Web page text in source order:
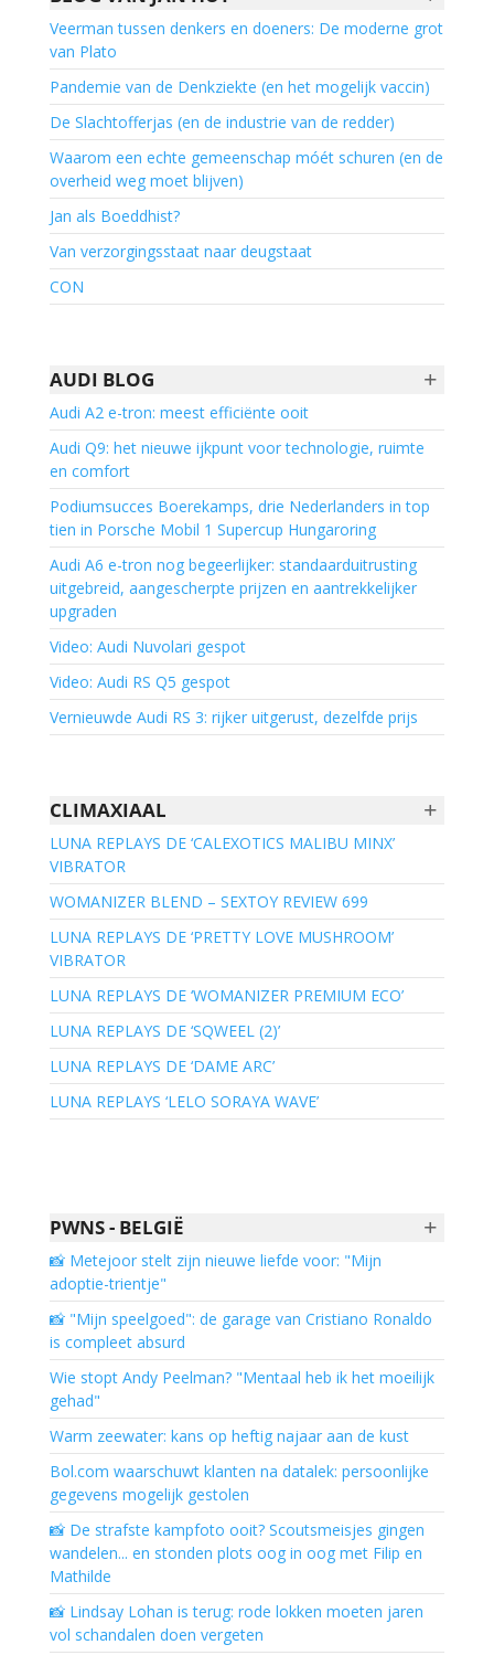
Veerman tussen denkers en doeners: De moderne grot
van Plato
Pandemie van de Denkziekte (en het mogelijk vaccin)
De Slachtofferjas (en de industrie van de redder)
Waarom een echte gemeenschap móét schuren (en de
overheid weg moet blijven)
Jan als Boeddhist?
Van verzorgingsstaat naar deugstaat
CON
+
AUDI BLOG
Audi A2 e-tron: meest efficiënte ooit
Audi Q9: het nieuwe ijkpunt voor technologie, ruimte
en comfort
Podiumsucces Boerekamps, drie Nederlanders in top
tien in Porsche Mobil 1 Supercup Hungaroring
Audi A6 e-tron nog begeerlijker: standaarduitrusting
uitgebreid, aangescherpte prijzen en aantrekkelijker
upgraden
Video: Audi Nuvolari gespot
Video: Audi RS Q5 gespot
Vernieuwde Audi RS 3: rijker uitgerust, dezelfde prijs
+
CLIMAXIAAL
LUNA REPLAYS DE ‘CALEXOTICS MALIBU MINX’
VIBRATOR
WOMANIZER BLEND – SEXTOY REVIEW 699
LUNA REPLAYS DE ‘PRETTY LOVE MUSHROOM’
VIBRATOR
LUNA REPLAYS DE ‘WOMANIZER PREMIUM ECO’
LUNA REPLAYS DE ‘SQWEEL (2)’
LUNA REPLAYS DE ‘DAME ARC’
LUNA REPLAYS ‘LELO SORAYA WAVE’
+
PWNS - BELGIË
📸 Metejoor stelt zijn nieuwe liefde voor: "Mijn
adoptie-trientje"
📸 "Mijn speelgoed": de garage van Cristiano Ronaldo
is compleet absurd
Wie stopt Andy Peelman? "Mentaal heb ik het moeilijk
gehad"
Warm zeewater: kans op heftig najaar aan de kust
Bol.com waarschuwt klanten na datalek: persoonlijke
gegevens mogelijk gestolen
📸 De strafste kampfoto ooit? Scoutsmeisjes gingen
wandelen... en stonden plots oog in oog met Filip en
Mathilde
📸 Lindsay Lohan is terug: rode lokken moeten jaren
vol schandalen doen vergeten